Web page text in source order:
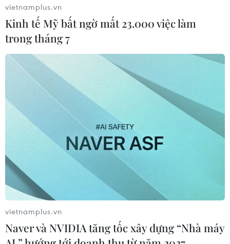
vietnamplus.vn
Kinh tế Mỹ bất ngờ mất 23.000 việc làm
trong tháng 7
vietnamplus.vn
Naver và NVIDIA tăng tốc xây dựng “Nhà máy